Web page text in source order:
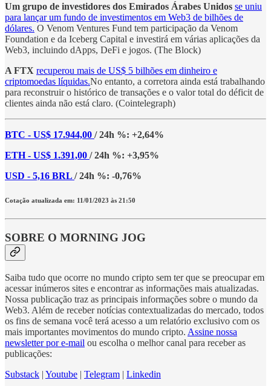
Um grupo de investidores dos Emirados Árabes Unidos se uniu
para lançar um fundo de investimentos em Web3 de bilhões de
dólares. O Venom Ventures Fund tem participação da Venom
Foundation e da Iceberg Capital e investirá em várias aplicações da
Web3, incluindo dApps, DeFi e jogos. (The Block)
A FTX recuperou mais de US$ 5 bilhões em dinheiro e
criptomoedas líquidas.No entanto, a corretora ainda está trabalhando
para reconstruir o histórico de transações e o valor total do déficit de
clientes ainda não está claro. (Cointelegraph)
BTC - US$ 17.944,00 / 24h %: +2,64%
ETH - US$ 1.391,00 / 24h %: +3,95%
USD - 5,16 BRL / 24h %: -0,76%
Cotação atualizada em: 11/01/2023 às 21:50
SOBRE O MORNING JOG
Saiba tudo que ocorre no mundo cripto sem ter que se preocupar em
acessar inúmeros sites e encontrar as informações mais atualizadas.
Nossa publicação traz as principais informações sobre o mundo da
Web3. Além de receber notícias contextualizadas do mercado, todos
os fins de semana você terá acesso a um relatório exclusivo com os
mais importantes movimentos do mundo cripto. Assine nossa
newsletter por e-mail ou escolha o melhor canal para receber as
publicações:
Substack | Youtube | Telegram | Linkedin